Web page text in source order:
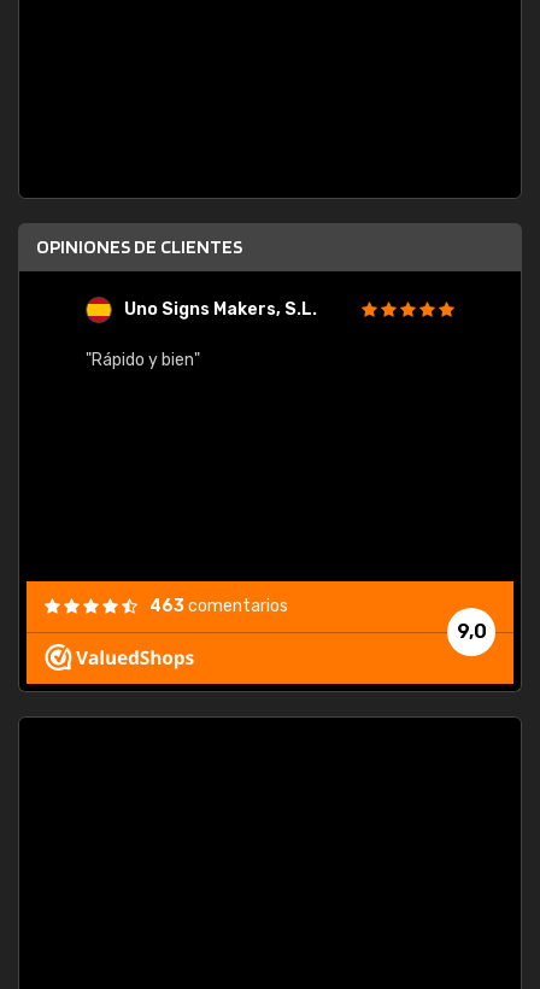
OPINIONES DE CLIENTES
Uno Signs Makers, S.L.
"Rápido y bien"
9,0
463comentarios